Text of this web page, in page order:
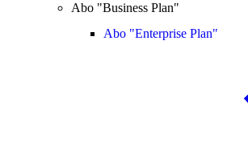
Abo "Business Plan"
Abo "Enterprise Plan"